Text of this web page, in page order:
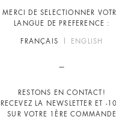
MERCI DE SELECTIONNER
LANGUE DE PREFERENCE :
FRANÇAIS ENGLISH
RESTONS EN CONTACT!
RECEVEZ LA NEWSLETTER ET -
SUR VOTRE 1ÈRE COMMANDE